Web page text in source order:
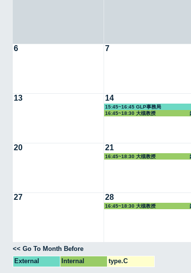
6 7
13 14
15:45~16:45 GLP事務局
16:45~18:30 大槻教授
20 21
16:45~18:30 大槻教授
27 28
16:45~18:30 大槻教授
<< Go To Month Before
External
Internal type.C